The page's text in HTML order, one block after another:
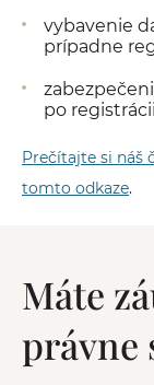
vybavenie
prípadne
po
Prečítajte si náš
tomto odkaze.
Máte
právne